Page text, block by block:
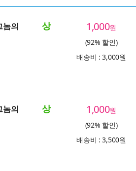
놈의 상 1,000원
(92% 할인)
배송비 : 3,000원
놈의 상 1,000원
(92% 할인)
배송비 : 3,500원